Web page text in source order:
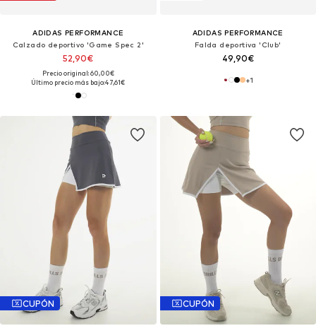
ADIDAS PERFORMANCE
Calzado deportivo 'Game Spec 2'
52,90€
Precio original: 60,00€
Último precio más bajo:47,61€
ADIDAS PERFORMANCE
Falda deportiva 'Club'
49,90€
+1
CUPÓN CUPÓN